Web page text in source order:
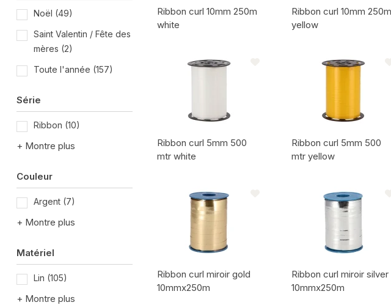
Noël (49)
Saint Valentin / Fête des
mères (2)
Toute l'année (157)
Série
Ribbon (10)
+ Montre plus
Couleur
Argent (7)
+ Montre plus
Matériel
Lin (105)
+ Montre plus
Ribbon curl 10mm 250m
white
Ribbon curl 10mm 250m
yellow
Ribbon curl 5mm 500
mtr white
Ribbon curl 5mm 500
mtr yellow
Ribbon curl miroir gold
10mmx250m
Ribbon curl miroir silver
10mmx250m